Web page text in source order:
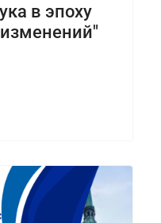
в эпоху